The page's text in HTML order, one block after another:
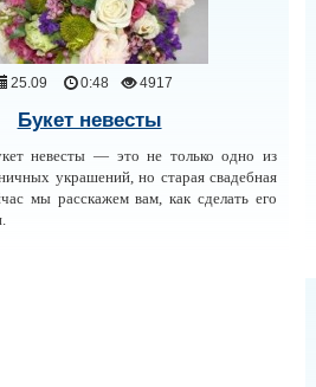
25.09 0:48 4917
Букет невесты
невесты — это не только одно из
украшений, но старая свадебная
мы расскажем вам, как сделать его